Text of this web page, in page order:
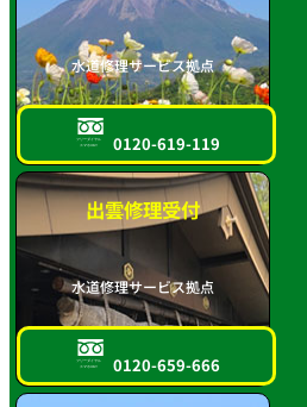
水道修理サービス拠点
フリーダイヤル
スマホOK!! 0120-619-119
出雲修理受付
水道修理サービス拠点
フリーダイヤル
スマホOK!! 0120-659-666